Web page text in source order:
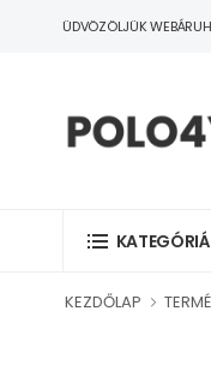
ÜDVÖZÖLJÜK
KEZDŐLAP